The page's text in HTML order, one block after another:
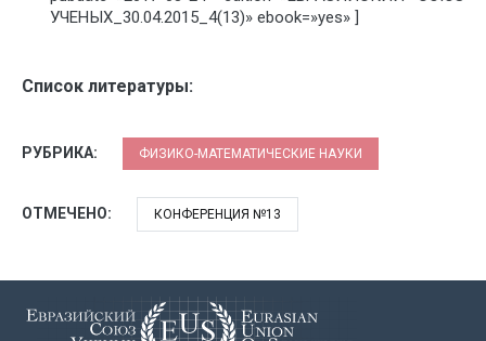
УЧЕНЫХ_30.04.2015_4(13)» ebook=»yes» ]
Список литературы:
РУБРИКА: ФИЗИКО-МАТЕМАТИЧЕСКИЕ НАУКИ
ОТМЕЧЕНО: КОНФЕРЕНЦИЯ №13